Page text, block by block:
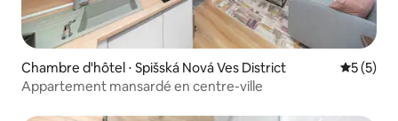
Chambre d'hôtel ⋅ Spišská Nová Ves District
5 (5)
Appartement mansardé en centre-ville